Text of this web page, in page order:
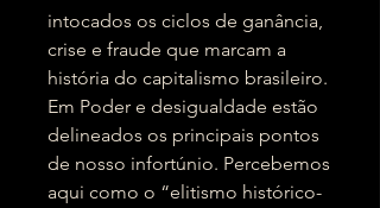
intocados os ciclos de ganância,
crise e fraude que marcam a
história do capitalismo brasileiro.
Em Poder e desigualdade estão
delineados os principais pontos
de nosso infortúnio. Percebemos
aqui como o “elitismo histórico-